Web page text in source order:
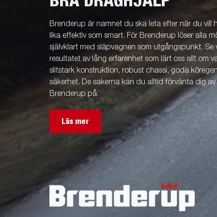
flexibilitet vid lastning. Anpassa släpet efter
förhöjningslämmar, kapell eller andra
tillbehör från vårt breda sortiment. Vagnen på
bilden kan vara extrautrustad.
flexibilitet
tillbehör från
bilden kan
Brenderup är namnet du ska leta efter när du vill
lika effektiv som smart. För Brenderup löser alla
självklart med släpvagnen som utgångspunkt. Se
resultatet av lång erfarenhet som lärt oss allt om
slitstark konstruktion, robust chassi, goda
säkerhet. De sakerna kan du alltid förvänta dig
Brenderup på.
Läs mer